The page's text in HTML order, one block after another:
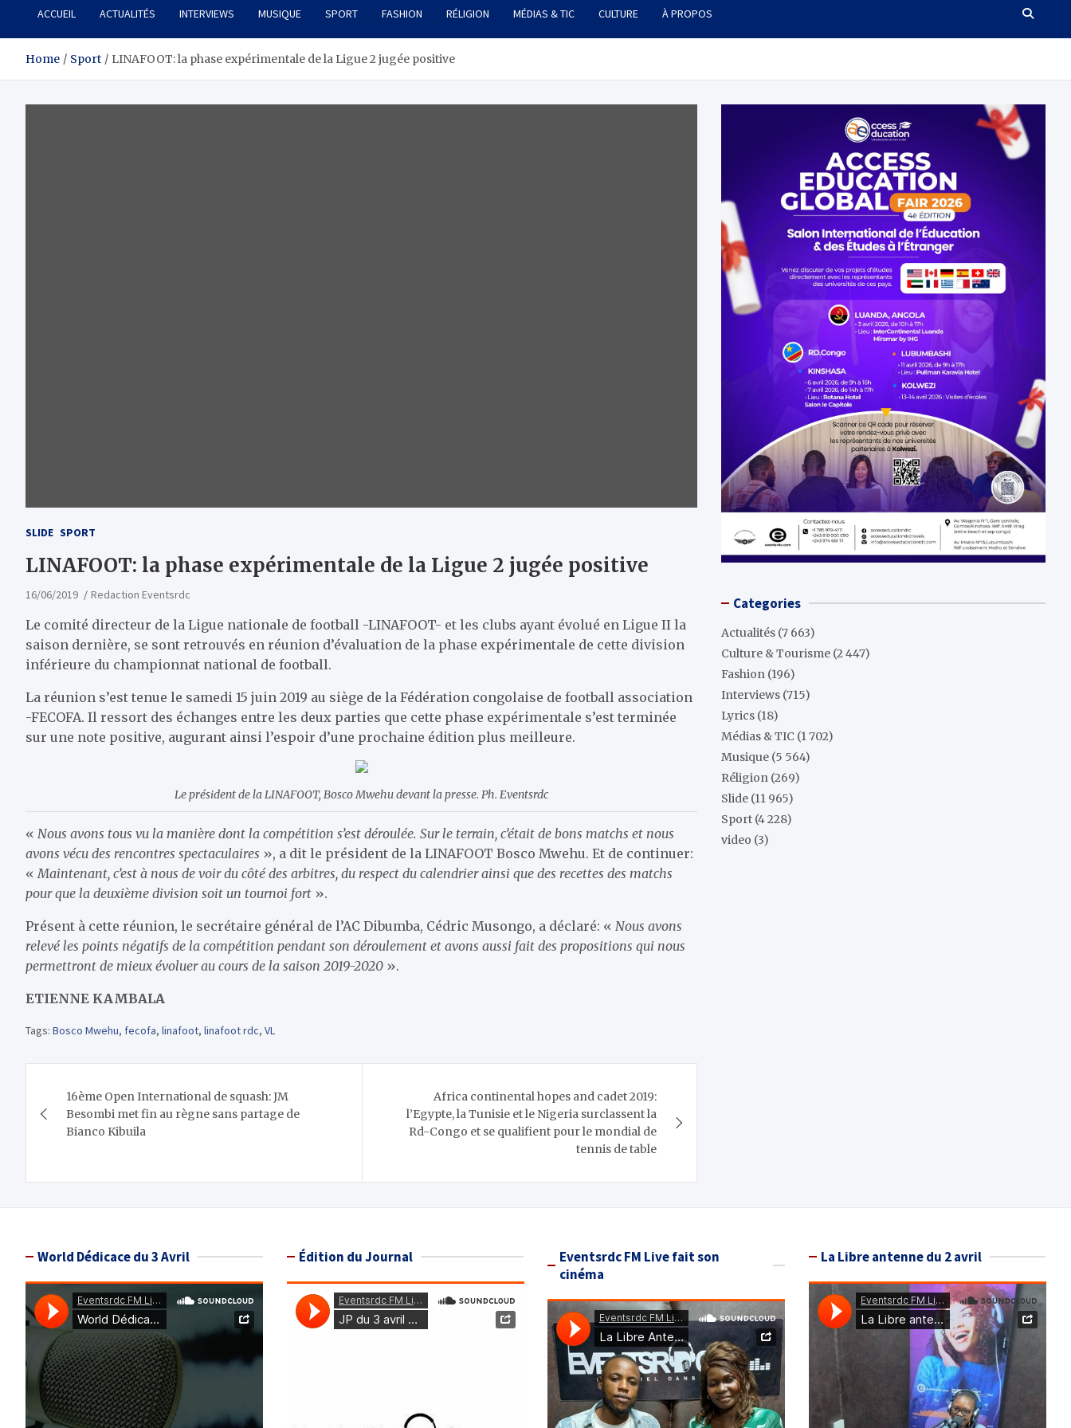
ACCUEIL ACTUALITÉS INTERVIEWS MUSIQUE SPORT FASHION RÉLIGION MÉDIAS & TIC CULTURE À PROPOS
Home Sport LINAFOOT: la phase expérimentale de la Ligue 2 jugée positive
SLIDE SPORT
LINAFOOT: la phase expérimentale de la Ligue 2 jugée positive
16/06/2019 Redaction Eventsrdc
Le comité directeur de la Ligue nationale de football -LINAFOOT- et les clubs ayant évolué en Ligue II la
saison dernière, se sont retrouvés en réunion d’évaluation de la phase expérimentale de cette division
inférieure du championnat national de football.
La réunion s’est tenue le samedi 15 juin 2019 au siège de la Fédération congolaise de football association
-FECOFA. Il ressort des échanges entre les deux parties que cette phase expérimentale s’est terminée
sur une note positive, augurant ainsi l’espoir d’une prochaine édition plus meilleure.
Le président de la LINAFOOT, Bosco Mwehu devant la presse. Ph. Eventsrdc
« Nous avons tous vu la manière dont la compétition s’est déroulée. Sur le terrain, c’était de bons matchs et nous
avons vécu des rencontres spectaculaires », a dit le président de la LINAFOOT Bosco Mwehu. Et de continuer:
«Maintenant, c’est à nous de voir du côté des arbitres, du respect du calendrier ainsi que des recettes des matchs
pour que la deuxième division soit un tournoi fort ».
Présent à cette réunion, le secrétaire général de l’AC Dibumba, Cédric Musongo, a déclaré: « Nous avons
relevé les points négatifs de la compétition pendant son déroulement et avons aussi fait des propositions qui nous
permettront de mieux évoluer au cours de la saison 2019-2020 ».
ETIENNE KAMBALA
Tags: Bosco Mwehu, fecofa, linafoot, linafoot rdc, VL
de
l’article
16ème Open International de squash: JM
Besombi met fin au règne sans partage de
Bianco Kibuila
Africa continental hopes and cadet 2019:
l’Egypte, la Tunisie et le Nigeria surclassent la
Rd-Congo et se qualifient pour le mondial de
tennis de table
Categories
Actualités (7 663)
Culture & Tourisme (2 447)
Fashion (196)
Interviews (715)
Lyrics (18)
Médias & TIC (1 702)
Musique (5 564)
Réligion (269)
Slide (11 965)
Sport (4 228)
video (3)
World Dédicace du 3 Avril Édition du Journal
Eventsrdc FM Live fait son
cinéma
La Libre antenne du 2 avril